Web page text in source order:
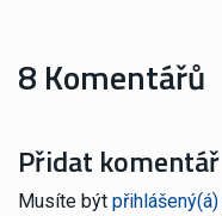
8 Komentářů
Přidat komentář
Musíte být přihlášený(á)